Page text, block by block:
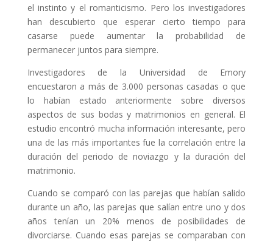
el instinto y el romanticismo. Pero los investigadores
han descubierto que esperar cierto tiempo para
casarse puede aumentar la probabilidad de
permanecer juntos para siempre.
Investigadores de la Universidad de Emory
encuestaron a más de 3.000 personas casadas o que
lo habían estado anteriormente sobre diversos
aspectos de sus bodas y matrimonios en general. El
estudio encontró mucha información interesante, pero
una de las más importantes fue la correlación entre la
duración del periodo de noviazgo y la duración del
matrimonio.
Cuando se comparó con las parejas que habían salido
durante un año, las parejas que salían entre uno y dos
años tenían un 20% menos de posibilidades de
divorciarse. Cuando esas parejas se comparaban con